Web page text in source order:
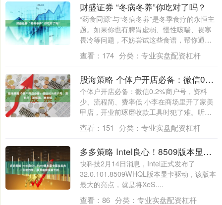
财盛证券 “冬病冬养”你吃对了吗？
“药食同源”与“冬病冬养”是冬季食疗的永恒主
题。如果你也有脾胃虚弱、慢性咳喘、畏寒
畏冷等问题，不妨尝试这些食谱，帮你通
过....
查看： 174 分类： 专业实盘配资杠杆
股海策略 个体户开店必备：微信02%商户号，资料少、流程简、费率低
个体户开店必备：微信0.2%商户号，资料
少、流程简、费率低 小李在商场里开了家美
甲店，开业前琢磨收款工具时犯了难。听同
行....
查看： 151 分类： 专业实盘配资杠杆
多多策略 Intel良心！8509版本显卡驱动发布：一大波独显、核显喜提多帧生成
快科技2月14日消息，Intel正式发布了
32.0.101.8509WHQL版本显卡驱动，该版本
最大的亮点，就是将XeS....
查看： 86 分类： 专业实盘配资杠杆